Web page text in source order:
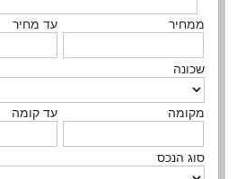
ממחיר עד מחיר
שכונה
מקומה עד קומה
סוג הנכס